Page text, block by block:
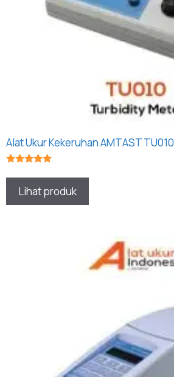
Alat Ukur Kekeruhan AMTAST TU010
Lihat produk